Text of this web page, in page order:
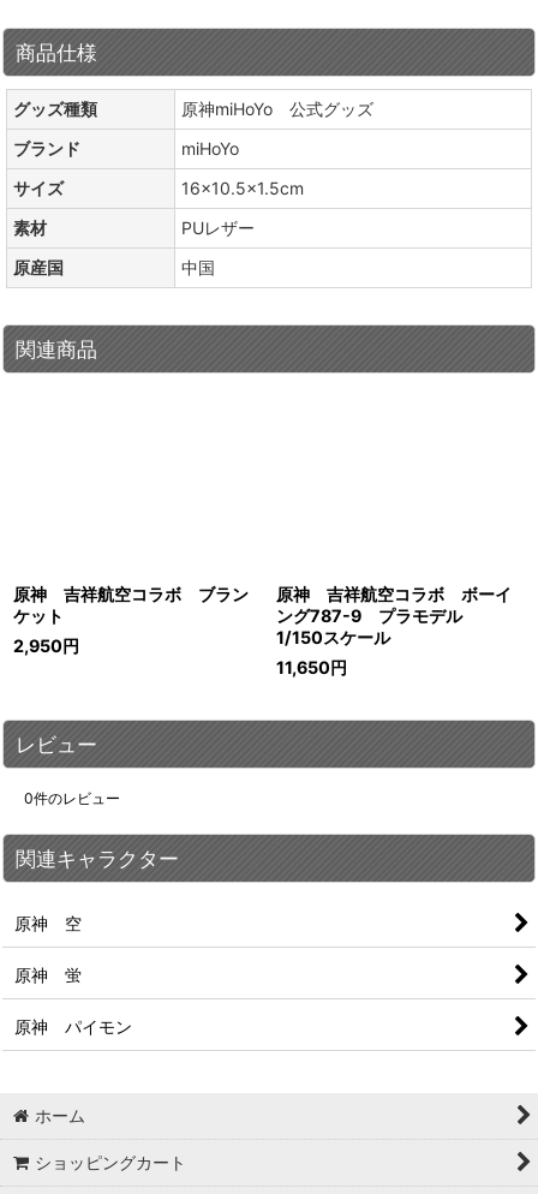
商品仕様
グッズ種類
原神miHoYo 公式グッズ
ブランド
miHoYo
サイズ
16×10.5×1.5cm
素材
PUレザー
原産国
中国
関連商品
原神 吉祥航空コラボ ブラン
ケット
2,950円
原神 吉祥航空コラボ ボーイ
ング787-9 プラモデル
1/150スケール
11,650円
レビュー
0件のレビュー
関連キャラクター
原神 空
原神 蛍
原神 パイモン
ホーム
ショッピングカート